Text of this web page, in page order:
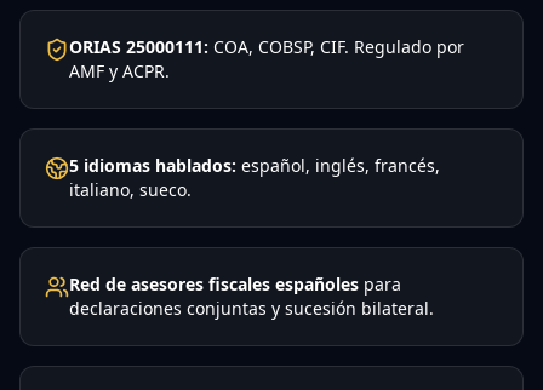
ORIAS 25000111: COA, COBSP, CIF. Regulado por
AMF y ACPR.
5 idiomas hablados: español, inglés, francés,
italiano, sueco.
Red de asesores fiscales españoles para
declaraciones conjuntas y sucesión bilateral.